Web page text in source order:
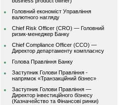
Головний економіст Управління
валютного нагляду
Chief Risk Officer (CRO) — Головний
ризик-менеджер Банку
Chief Compliance Officer (CCO) —
Директор департаменту комплаєнсу
Голова Правління Банку
Заступник Голови Правління -
напрямок «Транзакційний бізнес»
Заступник Голови Правління —
Директор інвестиційного бізнесу
(Казначейство та Фінансові ринки)